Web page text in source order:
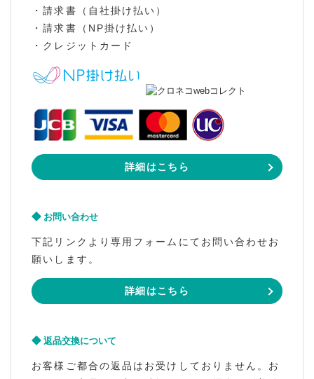
・請求書（自社掛け払い）
・請求書（NP掛け払い）
・クレジットカード
詳細はこちら
お問い合わせ
下記リンクより専用フォームにてお問い合わせお
願いします。
詳細はこちら
返品交換について
お客様ご都合の返品はお受けしておりません。お